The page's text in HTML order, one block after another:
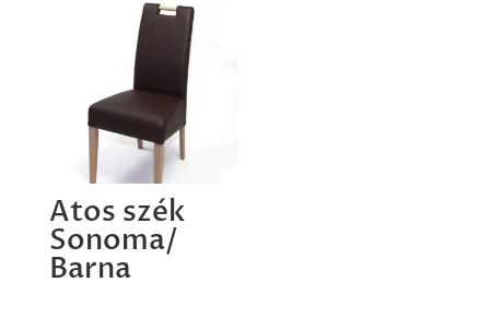
Atos szék
Sonoma/
Barna